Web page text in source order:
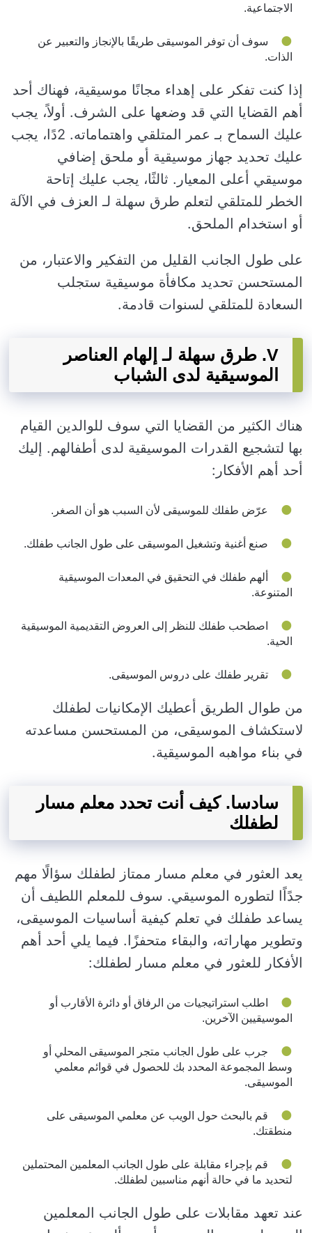
الاجتماعية.
سوف أن توفر الموسيقى طريقًا بالإنجاز والتعبير عن
الذات.
إذا كنت تفكر على إهداء مجانًا موسيقية، فهناك أحد
أهم القضايا التي قد وضعها على الشرف. أولاً، يجب
عليك السماح بـ عمر المتلقي واهتماماته. 2دًا، يجب
عليك تحديد جهاز موسيقية أو ملحق إضافي
موسيقي أعلى المعيار. ثالثًا، يجب عليك إتاحة
الخطر للمتلقي لتعلم طرق سهلة لـ العزف في الآلة
أو استخدام الملحق.
على طول الجانب القليل من التفكير والاعتبار، من
المستحسن تحديد مكافأة موسيقية ستجلب
السعادة للمتلقي لسنوات قادمة.
V. طرق سهلة لـ إلهام العناصر
الموسيقية لدى الشباب
هناك الكثير من القضايا التي سوف للوالدين القيام
بها لتشجيع القدرات الموسيقية لدى أطفالهم. إليك
أحد أهم الأفكار:
عرّض طفلك للموسيقى لأن السبب هو أن الصغر.
صنع أغنية وتشغيل الموسيقى على طول الجانب طفلك.
ألهم طفلك في التحقيق في المعدات الموسيقية
المتنوعة.
اصطحب طفلك للنظر إلى العروض التقديمية الموسيقية
الحية.
تقرير طفلك على دروس الموسيقى.
من طوال الطريق أعطيك الإمكانيات لطفلك
لاستكشاف الموسيقى، من المستحسن مساعدته
في بناء مواهبه الموسيقية.
سادسا. كيف أنت تحدد معلم مسار
لطفلك
يعد العثور في معلم مسار ممتاز لطفلك سؤالًا مهم
جدًاًا لتطوره الموسيقي. سوف للمعلم اللطيف أن
يساعد طفلك في تعلم كيفية أساسيات الموسيقى،
وتطوير مهاراته، والبقاء متحفزًا. فيما يلي أحد أهم
الأفكار للعثور في معلم مسار لطفلك:
اطلب استراتيجيات من الرفاق أو دائرة الأقارب أو
الموسيقيين الآخرين.
جرب على طول الجانب متجر الموسيقى المحلي أو
وسط المجموعة المحدد بك للحصول في قوائم معلمي
الموسيقى.
قم بالبحث حول الويب عن معلمي الموسيقى على
منطقتك.
قم بإجراء مقابلة على طول الجانب المعلمين المحتملين
لتحديد ما في حالة أنهم مناسبين لطفلك.
عند تعهد مقابلات على طول الجانب المعلمين